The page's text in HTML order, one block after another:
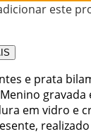
este
e prata
em vidro e